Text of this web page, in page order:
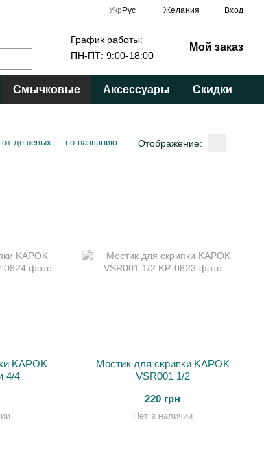
Укр Рус Желания Вход
График работы:
ПН-ПТ: 9:00-18:00
Мой заказ
Смычковые Аксессуары Скидки
от дешевых по названию Отображение:
KAPOK
4/4
Мостик для скрипки KAPOK
VSR001 1/2
220 грн
Нет в наличии